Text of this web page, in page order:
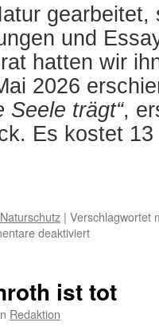
gearbeitet,
und
hatten wir
2026
Seele trägt“,
Es kostet 13
Naturschutz | Verschlagwortet
deaktiviertfür
Zucchi:
ist tot
Redaktion